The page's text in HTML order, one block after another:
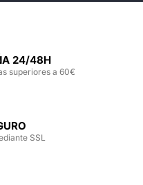
24/48H
superiores a 60€
SSL